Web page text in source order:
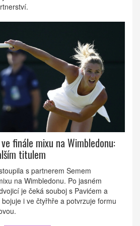
finále mixu na Wimbledonu:
titulem
s partnerem Semem
na Wimbledonu. Po jasném
je čeká souboj s Pavićem a
i ve čtyřhře a potvrzuje formu